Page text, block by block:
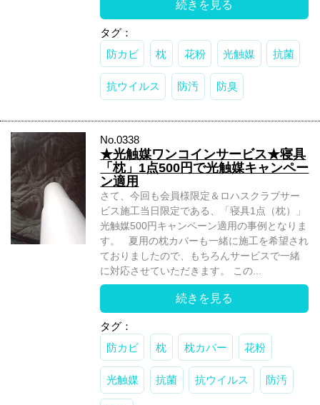
続きを見る
タグ：
防カビ
枕 花粉 光触媒 抗菌
抗ウイルス 防汚 防臭
No.0338
★光触媒ワンコインサービス★寝具
「枕」1点500円で光触媒キャンペー
ン適用
さて、今回も会員様限定＆ロハスクラブサー
ビス施工当日限定である、「寝具1点（枕）」
光触媒500円キャンペーン適用の事例となりま
す。 夏用の枕カバーも一緒に施工を希望され
ておりましたので、もちろんサービスで一緒
に対応させていただきます。 この...
続きを見る
タグ：
防カビ
枕 枕カバー 花粉
光触媒 抗菌 抗ウイルス 防汚